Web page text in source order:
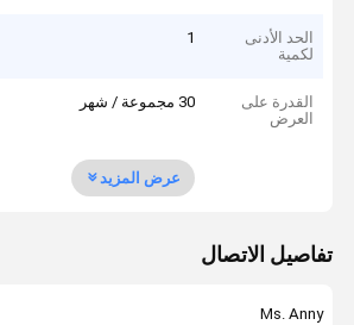
الحد الأدنى
لكمية
1
القدرة على
العرض
30 مجموعة / شهر
عرض المزيد
تفاصيل الاتصال
Ms. Anny